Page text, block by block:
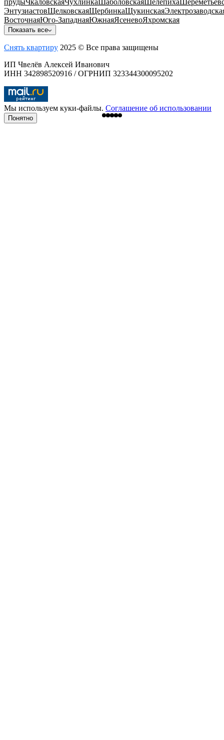
ЭнтузиастовЩелковскаяЩербинкаЩукинская
ВосточнаяЮго-ЗападнаяЮжнаяЯсеневоЯхромская
Показать все
Снять квартиру 2025 © Все права защищены
ИП Чвелёв Алексей Иванович
ИНН 342898520916 / ОГРНИП 323344300095202
Мы используем куки-файлы. Соглашение об использовании
Понятно